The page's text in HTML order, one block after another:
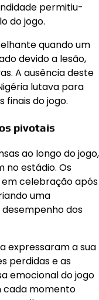
permitiu-
do jogo.
quando um
devido a lesão,
A ausência deste
lutava para
finais do jogo.
pivotais
ao longo do jogo,
no estádio. Os
celebração após
uma
dos
expressaram a sua
perdidas e as
emocional do jogo
cada momento